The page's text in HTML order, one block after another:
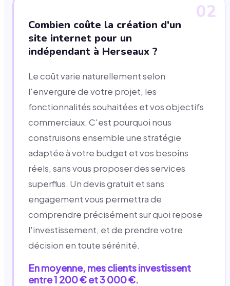
02
Combien coûte la création d'un
site internet pour un
indépendant à Herseaux ?
Le coût varie naturellement selon
l'envergure de votre projet, les
fonctionnalités souhaitées et vos objectifs
commerciaux. C'est pourquoi nous
construisons ensemble une stratégie
adaptée à votre budget et vos besoins
réels, sans vous proposer des services
superflus. Un devis gratuit et sans
engagement vous permettra de
comprendre précisément sur quoi repose
l'investissement, et de prendre votre
décision en toute sérénité.
En moyenne, mes clients investissent
entre 1 200 € et 3 000 €.